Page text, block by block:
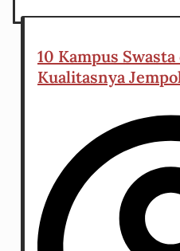
10 Kampus
Kualitasnya